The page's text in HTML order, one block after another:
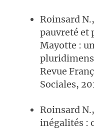
Roinsard
pauvreté et
Mayotte :
Revue
Sociales,
Roinsard
inégalités :